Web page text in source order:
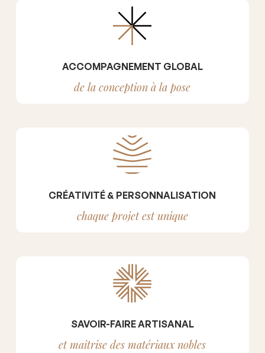
ACCOMPAGNEMENT GLOBAL
de la conception à la pose
CRÉATIVITÉ & PERSONNALISATION
chaque projet est unique
SAVOIR-FAIRE ARTISANAL
et maîtrise des matériaux nobles